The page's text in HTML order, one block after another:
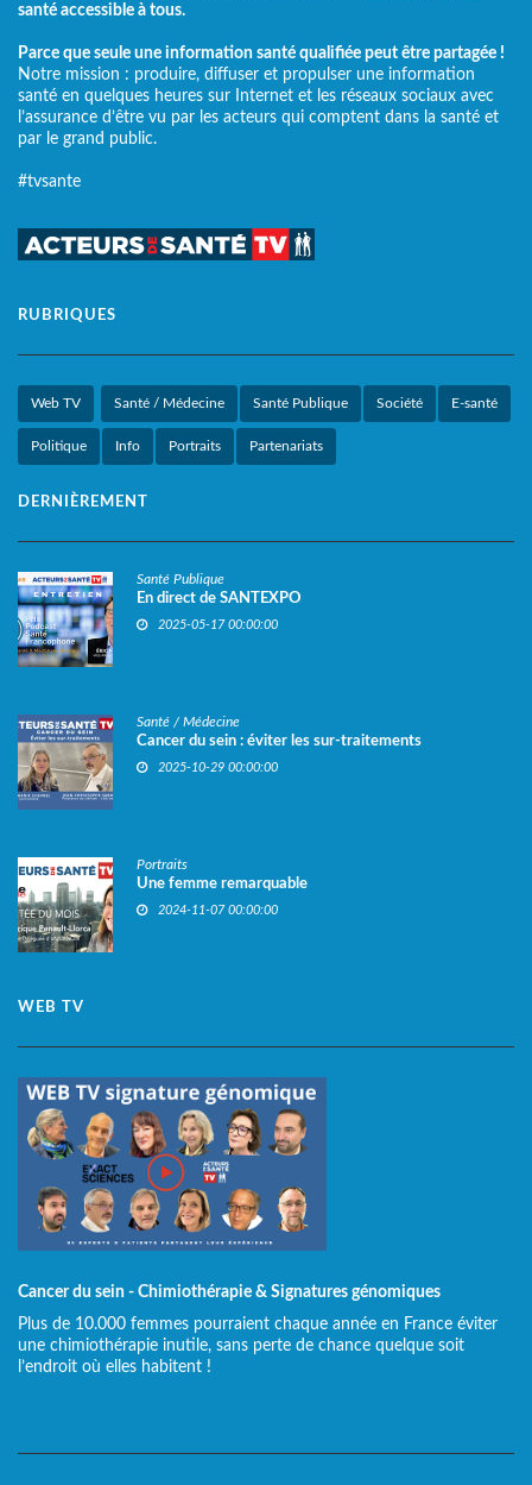
santé accessible à tous.
Parce que seule une information santé qualifiée peut être partagée !
Notre mission : produire, diffuser et propulser une information
santé en quelques heures sur Internet et les réseaux sociaux avec
l’assurance d’être vu par les acteurs qui comptent dans la santé et
par le grand public.
#tvsante
RUBRIQUES
Web TV Santé / Médecine Santé Publique Société E-santé
Politique Info Portraits Partenariats
DERNIÈREMENT
Santé Publique
En direct de SANTEXPO
2025-05-17 00:00:00
Santé / Médecine
Cancer du sein : éviter les sur-traitements
2025-10-29 00:00:00
Portraits
Une femme remarquable
2024-11-07 00:00:00
WEB TV
Cancer du sein - Chimiothérapie & Signatures génomiques
Plus de 10.000 femmes pourraient chaque année en France éviter
une chimiothérapie inutile, sans perte de chance quelque soit
l’endroit où elles habitent !